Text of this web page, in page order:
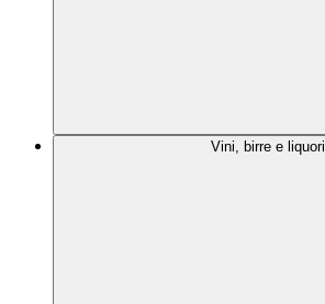
Vini, birre e liquori